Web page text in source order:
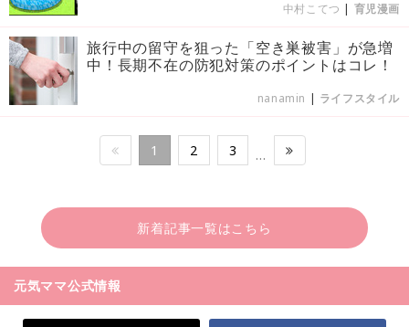
中村こてつ | 育児漫画
旅行中の留守を狙った「空き巣被害」が急増
中！長期不在の防犯対策のポイントはコレ！
nanamin | ライフスタイル
1 2 3 …
新着記事一覧はこちら
元気ママ公式情報